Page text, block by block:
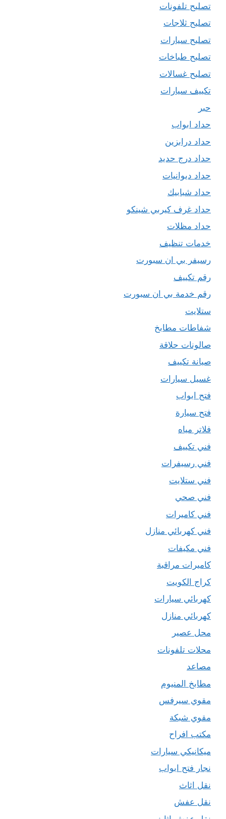
تصليح تلفونات
تصليح ثلاجات
تصليح سيارات
تصليح طباخات
تصليح غسالات
تكييف سيارات
حبر
حداد ابواب
حداد درابزين
حداد درج حديد
حداد ديوانيات
حداد شبابيك
حداد غرف كيربي شينكو
حداد مظلات
خدمات تنظيف
رسيفر بي ان سبورت
رقم تكييف
رقم خدمة بي ان سبورت
ستلايت
شفاطات مطابخ
صالونات حلاقة
صيانة تكييف
غسيل سيارات
فتح ابواب
فتح سيارة
فلاتر مياه
فني تكييف
فني رسيفرات
فني ستلايت
فني صحي
فني كاميرات
فني كهربائي منازل
فني مكيفات
كاميرات مراقبة
كراج الكويت
كهربائي سيارات
كهربائي منازل
محل عصير
محلات تلفونات
مصاعد
مطابخ المنيوم
مقوي سيرفس
مقوي شبكة
مكتب افراح
ميكانيكي سيارات
نجار فتح ابواب
نقل اثاث
نقل عفش